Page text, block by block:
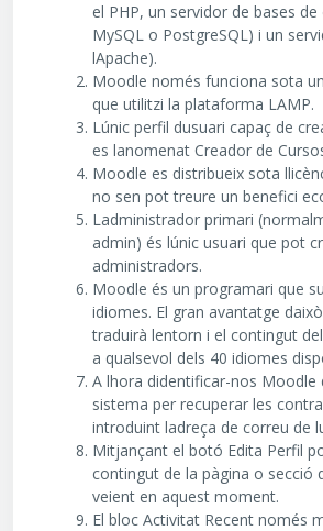
el PHP, un servidor de bases de
MySQL o PostgreSQL) i un
lApache).
Moodle només funciona sota
que utilitzi la plataforma LAMP.
Lúnic perfil dusuari capaç de
es lanomenat Creador de
Moodle es distribueix sota
no sen pot treure un benefici
Ladministrador primari
admin) és lúnic usuari que pot
administradors.
Moodle és un programari que
idiomes. El gran avantatge
traduirà lentorn i el contingut
a qualsevol dels 40 idiomes
A lhora didentificar-nos Moodle
sistema per recuperar les
introduint ladreça de correu de
Mitjançant el botó Edita Perfil
contingut de la pàgina o secció
veient en aquest moment.
El bloc Activitat Recent només